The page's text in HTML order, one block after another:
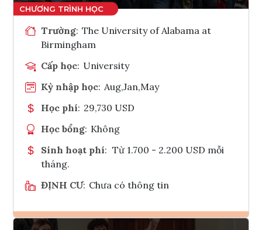
Trường: The University of Alabama at
Birmingham
Cấp học: University
Kỳ nhập học: Aug,Jan,May
Học phí: 29,730 USD
Học bổng: Không
Sinh hoạt phí: Từ 1.700 - 2.200 USD mỗi
tháng.
ĐỊNH CƯ: Chưa có thông tin